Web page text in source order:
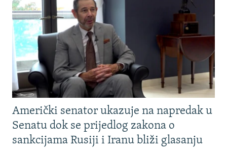
Američki senator ukazuje na napredak u
Senatu dok se prijedlog zakona o
sankcijama Rusiji i Iranu bliži glasanju